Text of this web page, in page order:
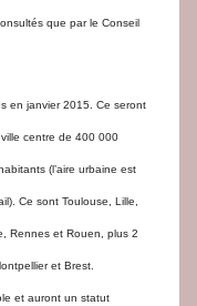
que par le Conseil
en janvier 2015. Ce seront
centre de 400 000
(l’aire urbaine est
Ce sont Toulouse, Lille,
Rennes et Rouen, plus 2
et Brest.
et auront un statut